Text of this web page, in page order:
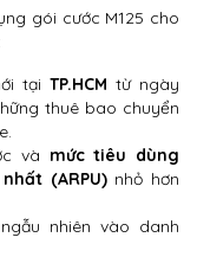
gói cước M125 cho
tại TP.HCM từ ngày
thuê bao chuyển
và mức tiêu dùng
(ARPU)nhỏ hơn
nhiên vào danh